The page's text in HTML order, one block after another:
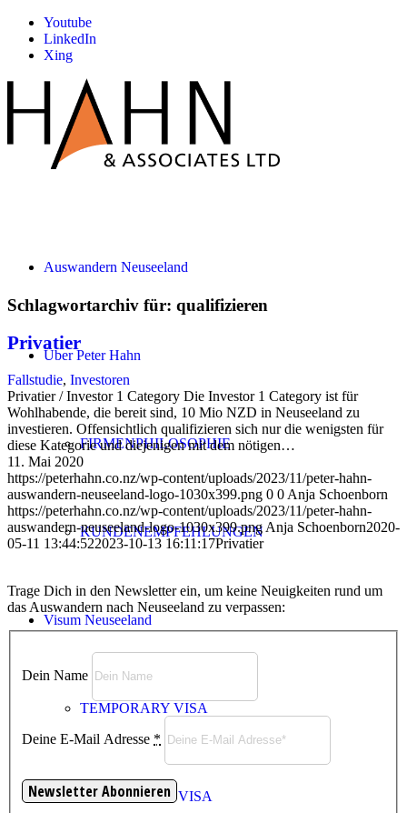
Youtube
LinkedIn
Xing
Auswandern Neuseeland
Über Peter Hahn
FIRMENPHILOSOPHIE
KUNDENEMPFEHLUNGEN
Visum Neuseeland
TEMPORARY VISA
VISITOR VISA
Schlagwortarchiv für: qualifizieren
Privatier
Fallstudie, Investoren
Privatier / Investor 1 Category Die Investor 1 Category ist für
Wohlhabende, die bereit sind, 10 Mio NZD in Neuseeland zu
investieren. Offensichtlich qualifizieren sich nur die wenigsten für
diese Kategorie und diejenigen mit dem nötigen…
11. Mai 2020
https://peterhahn.co.nz/wp-content/uploads/2023/11/peter-hahn-
auswandern-neuseeland-logo-1030x399.png 0 0 Anja Schoenborn
https://peterhahn.co.nz/wp-content/uploads/2023/11/peter-hahn-
auswandern-neuseeland-logo-1030x399.png Anja Schoenborn2020-
05-11 13:44:522023-10-13 16:11:17Privatier
Trage Dich in den Newsletter ein, um keine Neuigkeiten rund um
das Auswandern nach Neuseeland zu verpassen:
Dein Name
Deine E-Mail Adresse *